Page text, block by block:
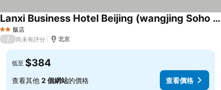
2 星級飯店
Lanxi Business Hotel Beijing (wangjing Soho Wangjing Subway Station)
/ 尚未有評分 北京
低至 $384
查看其他 2 個網站的價格 查看價格